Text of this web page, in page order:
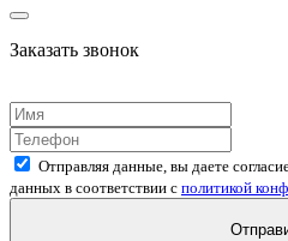
Заказать звонок
Отправляя данные, вы даете
данных в соответствии с политикой